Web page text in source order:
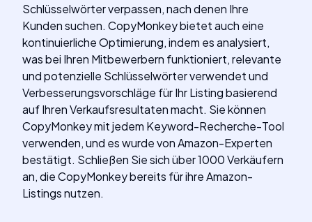
Schlüsselwörter verpassen, nach denen Ihre
Kunden suchen. CopyMonkey bietet auch eine
kontinuierliche Optimierung, indem es analysiert,
was bei Ihren Mitbewerbern funktioniert, relevante
und potenzielle Schlüsselwörter verwendet und
Verbesserungsvorschläge für Ihr Listing basierend
auf Ihren Verkaufsresultaten macht. Sie können
CopyMonkey mit jedem Keyword-Recherche-Tool
verwenden, und es wurde von Amazon-Experten
bestätigt. Schließen Sie sich über 1000 Verkäufern
an, die CopyMonkey bereits für ihre Amazon-
Listings nutzen.